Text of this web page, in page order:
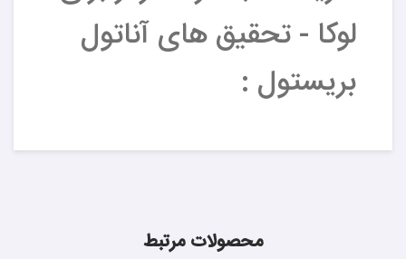
لوکا - تحقیق های آناتول
بریستول :
محصولات مرتبط